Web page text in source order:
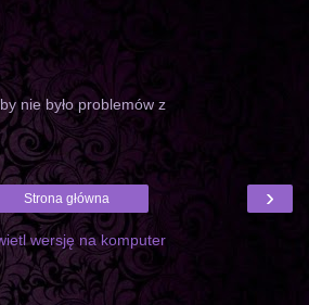
nie było problemów z
›
Strona główna
wersję na komputer